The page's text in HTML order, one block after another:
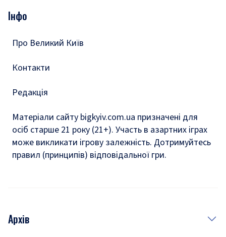
Подкасти
Тести
Інфо
Про Великий Київ
Контакти
Редакція
Матеріали сайту bigkyiv.com.ua призначені для
осіб старше 21 року (21+). Участь в азартних іграх
може викликати ігрову залежність. Дотримуйтесь
правил (принципів) відповідальної гри.
Архів